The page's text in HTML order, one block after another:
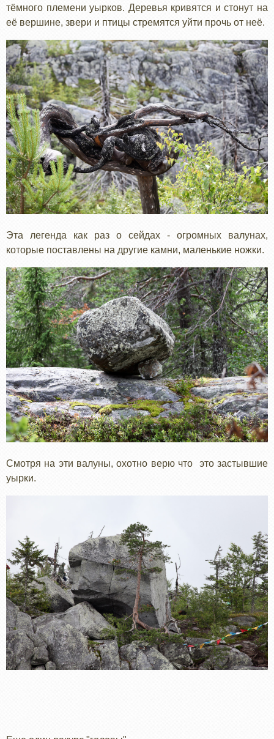
тёмного племени уырков. Деревья кривятся и стонут на
её вершине, звери и птицы стремятся уйти прочь от неё.
Эта легенда как раз о сейдах - огромных валунах,
которые поставлены на другие камни, маленькие ножки.
Смотря на эти валуны, охотно верю что это застывшие
уырки.